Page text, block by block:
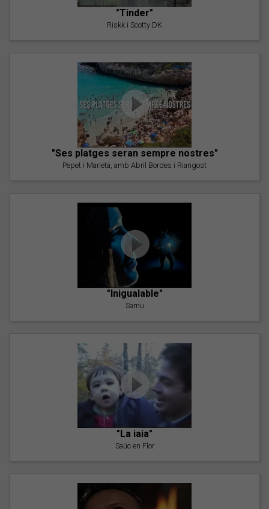
"Tinder"
Riskk i Scotty DK
"Ses platges seran sempre nostres"
Pepet i Marieta, amb Abril Bordes i Riangost
"Inigualable"
Samu
"La iaia"
Saüc en Flor